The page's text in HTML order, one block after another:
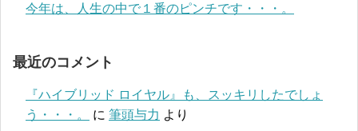
今年は、人生の中で１番のピンチです・・・。
最近のコメント
『ハイブリッド ロイヤル』も、スッキリしたでしょ
う・・・。
に 筆頭与力 より